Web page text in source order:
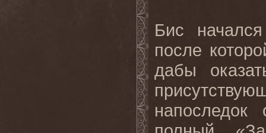
Бис
после
дабы